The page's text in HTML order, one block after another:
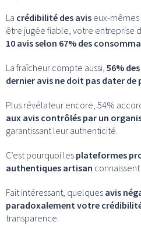
La crédibilité des avis eux-
être jugée fiable, votre entreprise
10 avis selon 67% des
La fraîcheur compte aussi, 56%
dernier avis ne doit pas dater de
Plus révélateur encore, 54%
aux avis contrôlés par un
garantissant leur authenticité.
C’est pourquoi les plateformes
authentiques artisan
Fait intéressant, quelques avis
paradoxalement votre
transparence.